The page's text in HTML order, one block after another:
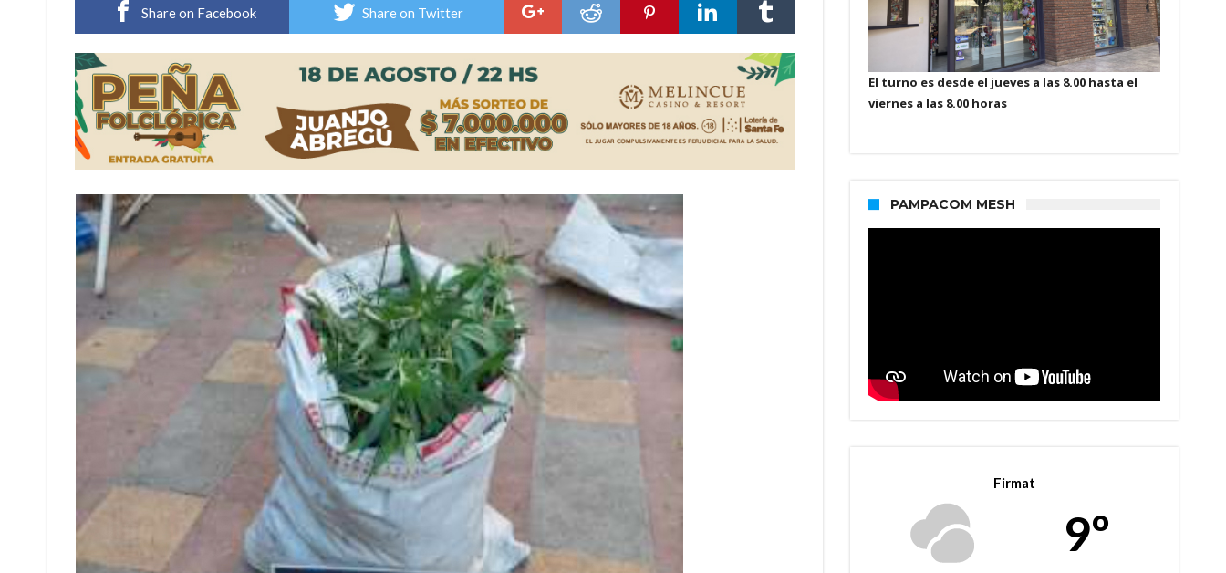
Distinguieron a Ramiro Maldonado, el campeón juvenil de malambo de Los Quirquinchos
Elortondo: avanza el plan de pavimentación con la licitación de cinco nuevas cuadras
Share on Facebook Share on Twitter
El turno es desde el jueves a las 8.00 hasta el
viernes a las 8.00 horas
PAMPACOM MESH
Firmat
9º